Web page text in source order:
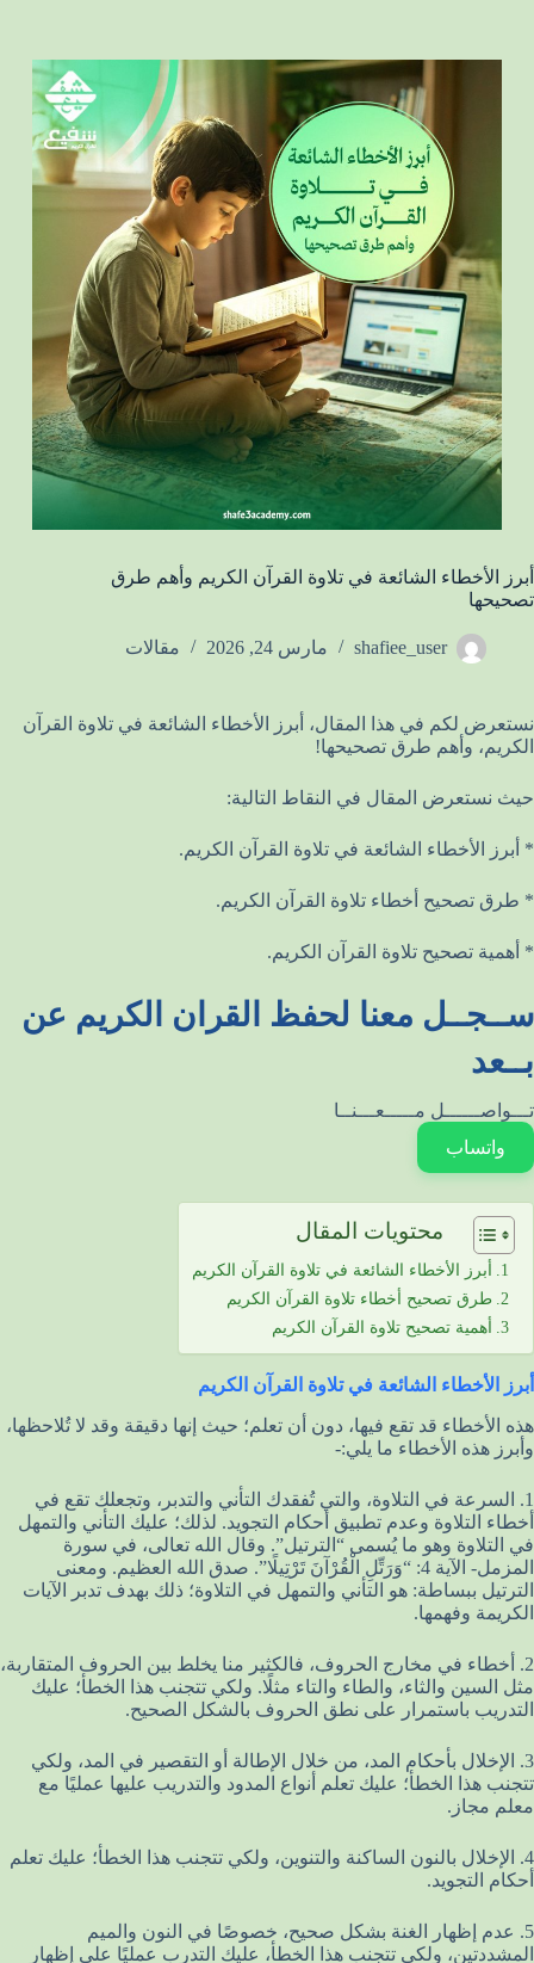
أبرز الأخطاء الشائعة في تلاوة القرآن الكريم وأهم طرق
تصحيحها
shafiee_user مارس 24, 2026 مقالات
نستعرض لكم في هذا المقال، أبرز الأخطاء الشائعة في تلاوة القرآن
الكريم، وأهم طرق تصحيحها!
حيث نستعرض المقال في النقاط التالية:
* أبرز الأخطاء الشائعة في تلاوة القرآن الكريم.
* طرق تصحيح أخطاء تلاوة القرآن الكريم.
* أهمية تصحيح تلاوة القرآن الكريم.
ســجــل معنا لحفظ القران الكريم عن
بــعد
تـــواصــــــل مـــــعـــنــا
واتساب
محتويات المقال
أبرز الأخطاء الشائعة في تلاوة القرآن الكريم
طرق تصحيح أخطاء تلاوة القرآن الكريم
أهمية تصحيح تلاوة القرآن الكريم
أبرز الأخطاء الشائعة في تلاوة القرآن الكريم
هذه الأخطاء قد تقع فيها، دون أن تعلم؛ حيث إنها دقيقة وقد لا تُلاحظها،
وأبرز هذه الأخطاء ما يلي:-
1. السرعة في التلاوة، والتي تُفقدك التأني والتدبر، وتجعلك تقع في
أخطاء التلاوة وعدم تطبيق أحكام التجويد. لذلك؛ عليك التأني والتمهل
في التلاوة وهو ما يُسمى “الترتيل”. وقال الله تعالى، في سورة
المزمل- الآية 4: “وَرَتِّلِ الْقُرْآنَ تَرْتِيلًا”. صدق الله العظيم. ومعنى
الترتيل ببساطة: هو التأني والتمهل في التلاوة؛ ذلك بهدف تدبر الآيات
الكريمة وفهمها.
2. أخطاء في مخارج الحروف، فالكثير منا يخلط بين الحروف المتقاربة،
مثل السين والثاء، والطاء والتاء مثلًا. ولكي تتجنب هذا الخطأ؛ عليك
التدريب باستمرار على نطق الحروف بالشكل الصحيح.
3. الإخلال بأحكام المد، من خلال الإطالة أو التقصير في المد، ولكي
تتجنب هذا الخطأ؛ عليك تعلم أنواع المدود والتدريب عليها عمليًا مع
معلم مجاز.
4. الإخلال بالنون الساكنة والتنوين، ولكي تتجنب هذا الخطأ؛ عليك تعلم
أحكام التجويد.
5. عدم إظهار الغنة بشكل صحيح، خصوصًا في النون والميم
المشددتين، ولكي تتجنب هذا الخطأ، عليك التدرب عمليًا على إظهار